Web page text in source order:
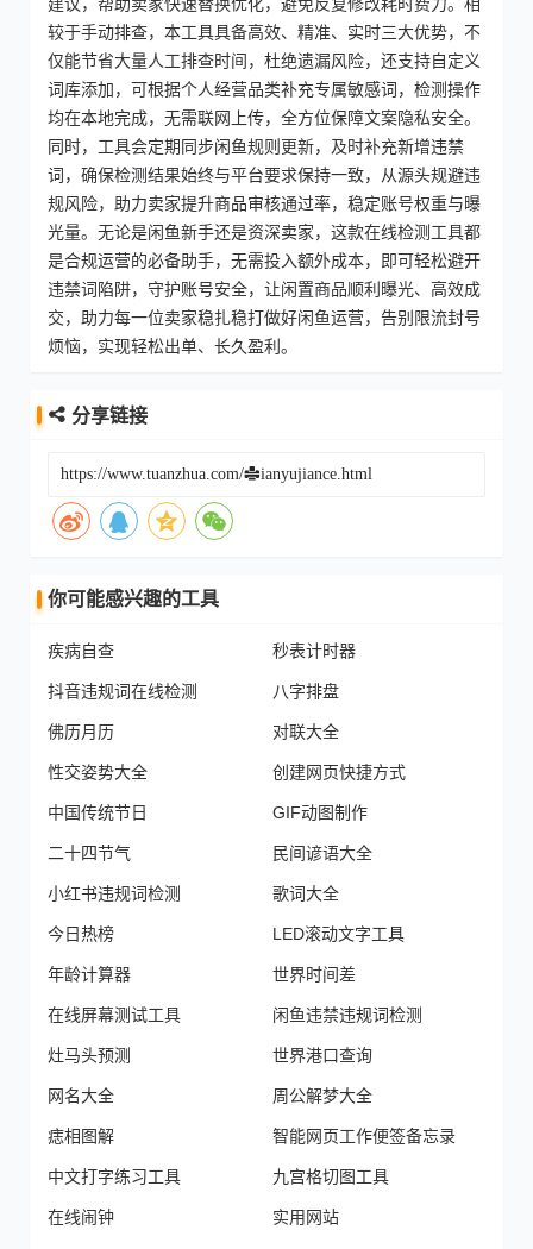
较于手动排查，本工具具备高效、精准、实时三大优势，不
仅能节省大量人工排查时间，杜绝遗漏风险，还支持自定义
词库添加，可根据个人经营品类补充专属敏感词，检测操作
均在本地完成，无需联网上传，全方位保障文案隐私安全。
同时，工具会定期同步闲鱼规则更新，及时补充新增违禁
词，确保检测结果始终与平台要求保持一致，从源头规避违
规风险，助力卖家提升商品审核通过率，稳定账号权重与曝
光量。无论是闲鱼新手还是资深卖家，这款在线检测工具都
是合规运营的必备助手，无需投入额外成本，即可轻松避开
违禁词陷阱，守护账号安全，让闲置商品顺利曝光、高效成
交，助力每一位卖家稳扎稳打做好闲鱼运营，告别限流封号
烦恼，实现轻松出单、长久盈利。
分享链接
你可能感兴趣的工具
疾病自查 秒表计时器
抖音违规词在线检测 八字排盘
佛历月历 对联大全
性交姿势大全 创建网页快捷方式
中国传统节日 GIF动图制作
二十四节气 民间谚语大全
小红书违规词检测 歌词大全
今日热榜 LED滚动文字工具
年龄计算器 世界时间差
在线屏幕测试工具 闲鱼违禁违规词检测
灶马头预测 世界港口查询
网名大全 周公解梦大全
痣相图解 智能网页工作便签备忘录
中文打字练习工具 九宫格切图工具
在线闹钟 实用网站